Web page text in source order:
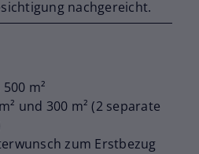
nachgereicht.
m²
und 300 m² (2 separate
zum Erstbezug